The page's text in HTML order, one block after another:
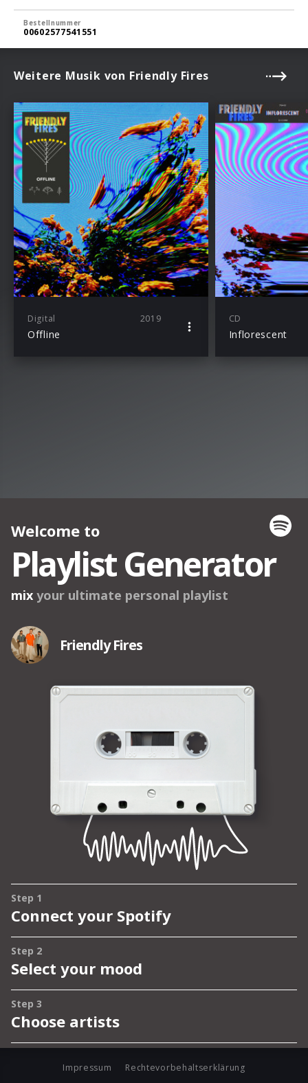
Bestellnummer
00602577541551
Weitere Musik von Friendly Fires
Digital 2019
Offline
CD
Inflorescent
Impressum Rechtevorbehaltserklärung